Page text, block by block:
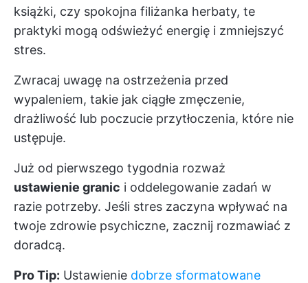
książki, czy spokojna filiżanka herbaty, te
praktyki mogą odświeżyć energię i zmniejszyć
stres.
Zwracaj uwagę na ostrzeżenia przed
wypaleniem, takie jak ciągłe zmęczenie,
drażliwość lub poczucie przytłoczenia, które nie
ustępuje.
Już od pierwszego tygodnia rozważ
ustawienie granic i oddelegowanie zadań w
razie potrzeby. Jeśli stres zaczyna wpływać na
twoje zdrowie psychiczne, zacznij rozmawiać z
doradcą.
Pro Tip: Ustawienie dobrze sformatowane